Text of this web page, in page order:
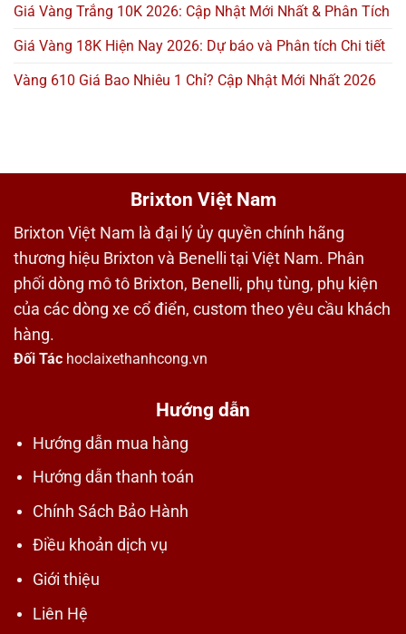
Giá Vàng Trắng 10K 2026: Cập Nhật Mới Nhất & Phân Tích
Giá Vàng 18K Hiện Nay 2026: Dự báo và Phân tích Chi tiết
Vàng 610 Giá Bao Nhiêu 1 Chỉ? Cập Nhật Mới Nhất 2026
Brixton Việt Nam
Brixton Việt Nam là đại lý ủy quyền chính hãng
thương hiệu Brixton và Benelli tại Việt Nam. Phân
phối dòng mô tô Brixton, Benelli, phụ tùng, phụ kiện
của các dòng xe cổ điển, custom theo yêu cầu khách
hàng.
Đối Tác hoclaixethanhcong.vn
Hướng dẫn
Hướng dẫn mua hàng
Hướng dẫn thanh toán
Chính Sách Bảo Hành
Điều khoản dịch vụ
Giới thiệu
Liên Hệ